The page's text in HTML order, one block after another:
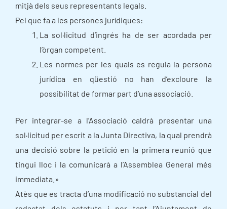
mitjà dels seus representants legals.
Pel que fa a les persones jurídiques:
La sol·licitud d’ingrés ha de ser acordada per
l’òrgan competent.
Les normes per les quals es regula la persona
jurídica en qüestió no han d’excloure la
possibilitat de formar part d’una associació.
Per integrar-se a l’Associació caldrà presentar una
sol·licitud per escrit a la Junta Directiva, la qual prendrà
una decisió sobre la petició en la primera reunió que
tingui lloc i la comunicarà a l’Assemblea General més
immediata.»
Atès que es tracta d’una modificació no substancial del